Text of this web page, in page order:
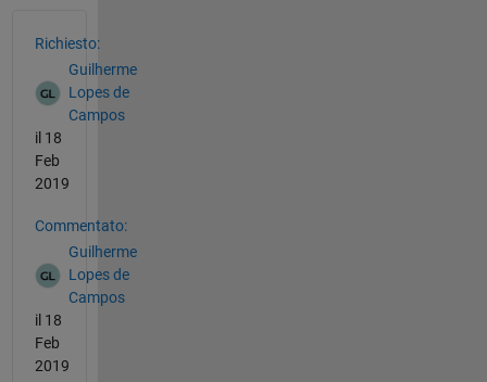
Richiesto:
Guilherme
Lopes de
Campos
il 18
Feb
2019
Commentato:
Guilherme
Lopes de
Campos
il 18
Feb
2019